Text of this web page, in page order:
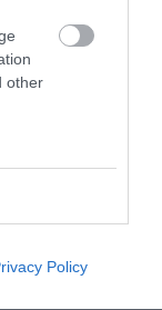
other
Policy
A